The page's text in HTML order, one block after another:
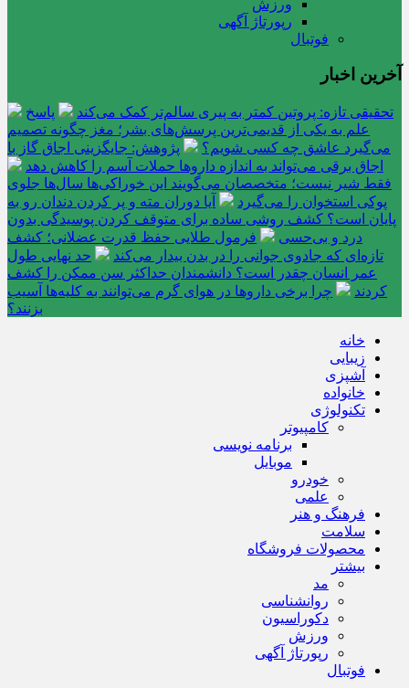
ورزش
رپورتاژ آگهی
فوتبال
آخرین اخبار
تحقیقی تازه: پروتین کمتر به پیری سالم‌تر کمک می‌کند
پاسخ
علم به یکی از قدیمی‌ترین پرسش‌های بشر؛ مغز چگونه تصمیم
می‌گیرد عاشق چه کسی شویم؟
پژوهش: جایگزینی اجاق گاز با
اجاق برقی می‌تواند به اندازه داروها حملات آسم را کاهش دهد
فقط شیر نیست؛ متخصصان می‌گویند این خوراکی‌ها سال‌ها جلوی
پوکی استخوان را می‌گیرد
آیا دوران مته و پر کردن دندان رو به
پایان است؟ کشف روشی ساده برای متوقف کردن پوسیدگی بدون
درد و بی‌حسی
فرمول طلایی حفظ قدرت عضلانی؛ کشف
تازه‌ای که جادوی جوانی را در بدن بیدار می‌کند
حد نهایی طول
عمر انسان چقدر است؟ دانشمندان حداکثر سن ممکن را کشف
کردند
چرا برخی داروها در هوای گرم می‌توانند به کلیه‌ها آسیب
بزنند؟
خانه
زیبایی
آشپزی
خانواده
تکنولوژی
کامپیوتر
برنامه نویسی
موبایل
خودرو
علمی
فرهنگ و هنر
سلامت
محصولات فروشگاه
بیشتر
مد
روانشناسی
دکوراسیون
ورزش
رپورتاژ آگهی
فوتبال